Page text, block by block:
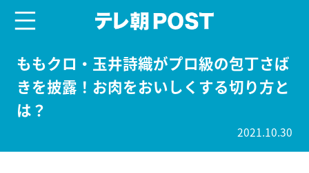
ももクロ・玉井詩織がプロ級の包丁さば
きを披露！お肉をおいしくする切り方と
は？
2021.10.30